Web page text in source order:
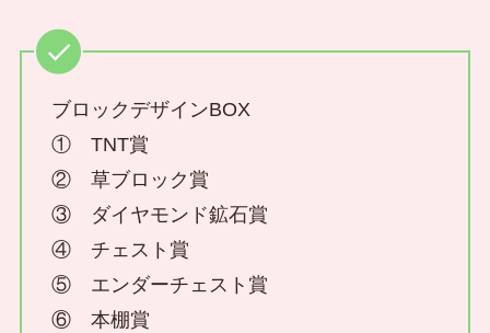
ブロックデザインBOX
① TNT賞
② 草ブロック賞
③ ダイヤモンド鉱石賞
④ チェスト賞
⑤ エンダーチェスト賞
⑥ 本棚賞